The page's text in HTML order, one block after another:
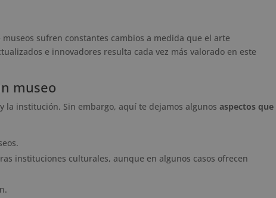
sufren constantes cambios a medida que el arte
e innovadores resulta cada vez más valorado en este
museo
la institución. Sin embargo, aquí te dejamos algunos aspectos que
instituciones culturales, aunque en algunos casos ofrecen